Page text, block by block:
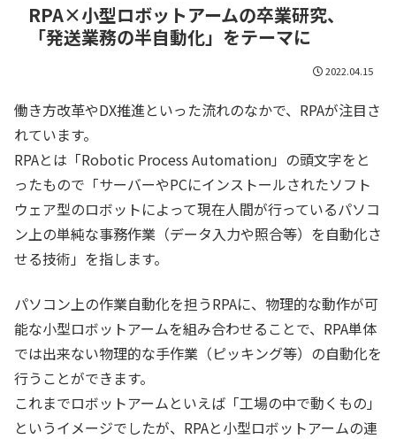
RPA×小型ロボットアームの卒業研究、
「発送業務の半自動化」をテーマに
2022.04.15
働き方改革やDX推進といった流れのなかで、RPAが注目さ
れています。
RPAとは「Robotic Process Automation」の頭文字をと
ったもので「サーバーやPCにインストールされたソフト
ウェア型のロボットによって現在人間が行っているパソコ
ン上の単純な事務作業（データ入力や照合等）を自動化さ
せる技術」を指します。
パソコン上の作業自動化を担うRPAに、物理的な動作が可
能な小型ロボットアームを組み合わせることで、RPA単体
では出来ない物理的な手作業（ピッキング等）の自動化を
行うことができます。
これまでロボットアームといえば「工場の中で動くもの」
というイメージでしたが、RPAと小型ロボットアームの連